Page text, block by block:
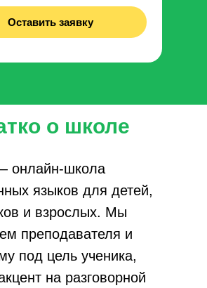
Оставить заявку
о школе
онлайн-школа
языков для детей,
и взрослых. Мы
преподавателя и
под цель ученика,
на разговорной